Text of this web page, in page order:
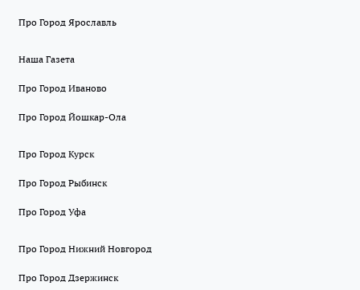
Про Город Ярославль
Наша Газета
Про Город Иваново
Про Город Йошкар-Ола
Про Город Курск
Про Город Рыбинск
Про Город Уфа
Про Город Нижний Новгород
Про Город Дзержинск